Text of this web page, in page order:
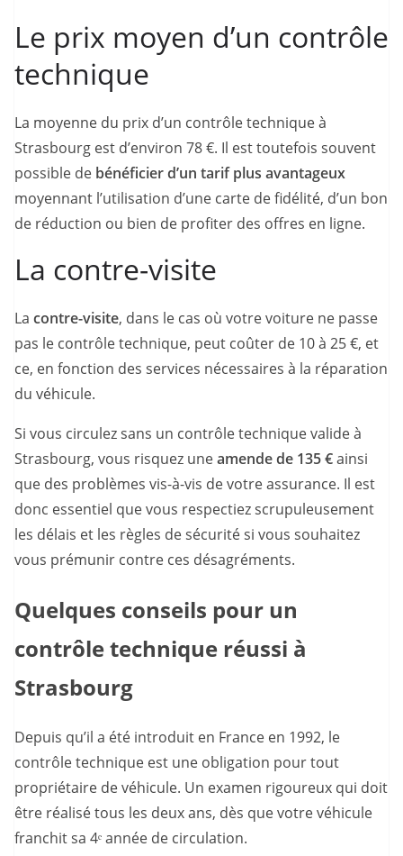
Le prix moyen d’un contrôle
technique
La moyenne du prix d’un contrôle technique à
Strasbourg est d’environ 78 €. Il est toutefois souvent
possible de bénéficier d’un tarif plus avantageux
moyennant l’utilisation d’une carte de fidélité, d’un bon
de réduction ou bien de profiter des offres en ligne.
La contre-visite
La contre-visite, dans le cas où votre voiture ne passe
pas le contrôle technique, peut coûter de 10 à 25 €, et
ce, en fonction des services nécessaires à la réparation
du véhicule.
Si vous circulez sans un contrôle technique valide à
Strasbourg, vous risquez uneamende de 135 €ainsi
que des problèmes vis-à-vis de votre assurance. Il est
donc essentiel que vous respectiez scrupuleusement
les délais et les règles de sécurité si vous souhaitez
vous prémunir contre ces désagréments.
Quelques conseils pour un
contrôle technique réussi à
Strasbourg
Depuis qu’il a été introduit en France en 1992, le
contrôle technique est une obligation pour tout
propriétaire de véhicule. Un examen rigoureux qui doit
être réalisé tous les deux ans, dès que votre véhicule
franchit sa 4ᵉ année de circulation.